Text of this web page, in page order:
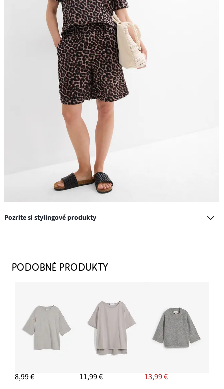
Pozrite si stylingové produkty
22,99 €
PRIDAŤ DO KOŠÍKA
PODOBNÉ PRODUKTY
8,99 € 11,99 € 13,99 €